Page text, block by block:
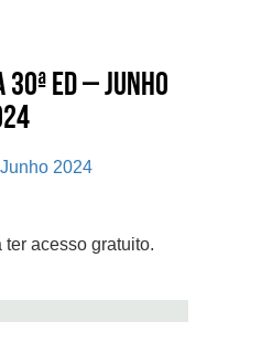
ed – Junho
2024
ter acesso gratuito.